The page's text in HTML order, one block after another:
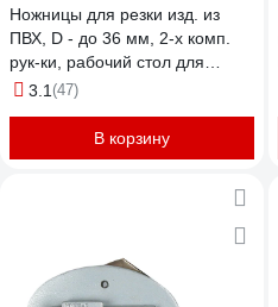
Ножницы для резки изд. из
ПВХ, D - до 36 мм, 2-х комп.
рук-ки, рабочий стол для
плоских изд. GROSS 78420
3.1 (47)
В корзину